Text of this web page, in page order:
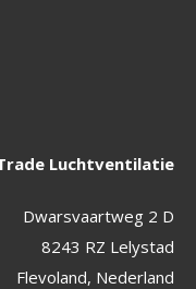
Luchtventilatie
Dwarsvaartweg 2 D
8243 RZ Lelystad
Flevoland, Nederland